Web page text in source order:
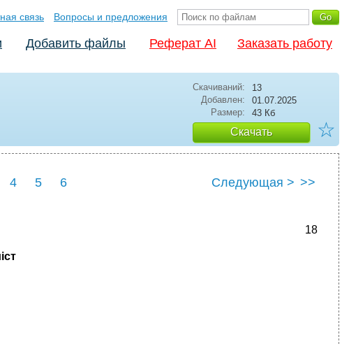
связь Вопросы и предложения
Добавить файлы Реферат AI Заказать работу
Скачиваний:
13
Добавлен:
01.07.2025
Размер:
43 Кб
Скачать ☆
4 5 6 Следующая > >>
18